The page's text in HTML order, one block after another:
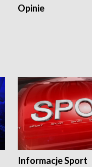
Opinie
Informacje Sport